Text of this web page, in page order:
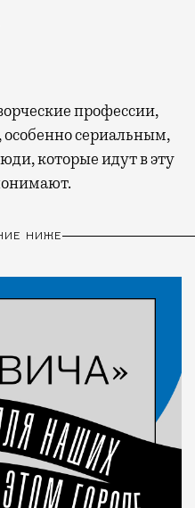
особенно сериальным,
которые идут в эту
НИЖЕ